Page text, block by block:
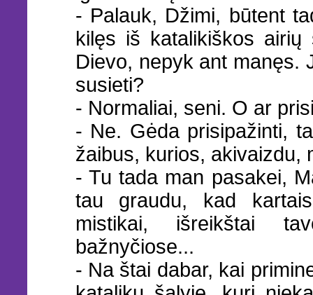
- Palauk, Džimi, būtent
kilęs iš katalikiškos
Dievo, nepyk ant manęs.
susieti?
- Normaliai, seni. O ar
- Ne. Gėda prisipažinti,
žaibus, kurios, akivaizdu,
- Tu tada man pasakei,
tau graudu, kad
mistikai, išreikštai
bažnyčiose...
- Na štai dabar, kai